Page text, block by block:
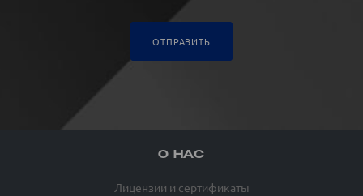
ОТПРАВИТЬ
О НАС
Лицензии и сертификаты